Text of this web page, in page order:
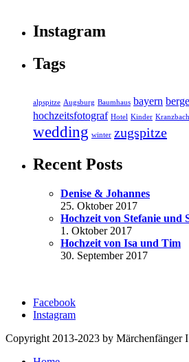
Instagram
Tags
alpspitze Augsburg Baumhaus bayern berge
hochzeitsfotograf Hotel Kinder Kranzbach
wedding winter zugspitze
Recent Posts
Denise & Johannes
25. Oktober 2017
Hochzeit von Stefanie und
1. Oktober 2017
Hochzeit von Isa und Tim
30. September 2017
Facebook
Instagram
Copyright 2013-2023 by Märchenfänger I